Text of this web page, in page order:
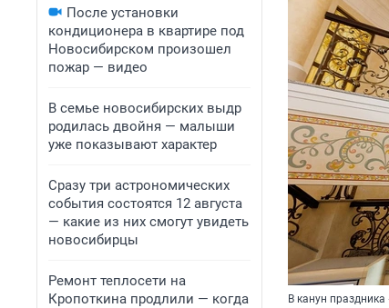
После установки
кондиционера в квартире под
Новосибирском произошел
пожар — видео
В семье новосибирских выдр
родилась двойня — малыши
уже показывают характер
Сразу три астрономических
события состоятся 12 августа
— какие из них смогут увидеть
новосибирцы
Ремонт теплосети на
Кропоткина продлили — когда
В канун